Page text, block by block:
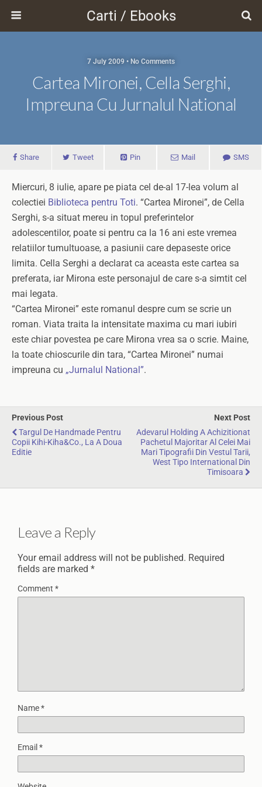
Carti / Ebooks
7 July 2009 • No Comments
Cartea Mironei, Cella Serghi,
Impreuna Cu Jurnalul National
Share Tweet Pin Mail SMS
Miercuri, 8 iulie, apare pe piata cel de-al 17-lea volum al
colectiei Biblioteca pentru Toti. “Cartea Mironei”, de Cella
Serghi, s-a situat mereu in topul preferintelor
adolescentilor, poate si pentru ca la 16 ani este vremea
relatiilor tumultuoase, a pasiunii care depaseste orice
limita. Cella Serghi a declarat ca aceasta este cartea sa
preferata, iar Mirona este personajul de care s-a simtit cel
mai legata.
“Cartea Mironei” este romanul despre cum se scrie un
roman. Viata traita la intensitate maxima cu mari iubiri
este chiar povestea pe care Mirona vrea sa o scrie. Maine,
la toate chioscurile din tara, “Cartea Mironei” numai
impreuna cu „Jurnalul National”.
Previous Post
Targul De Handmade Pentru
Copii Kihi-Kiha&Co., La A Doua
Editie
Next Post
Adevarul Holding A Achizitionat
Pachetul Majoritar Al Celei Mai
Mari Tipografii Din Vestul Tarii,
West Tipo International Din
Timisoara
Leave a Reply
Your email address will not be published. Required
fields are marked *
Comment *
Name*
Email *